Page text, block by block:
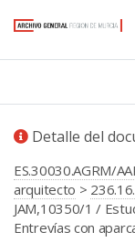
Detalle del
ES.30030.AGRM/
arquitecto >
JAM,10350/1 /
Entrevías con